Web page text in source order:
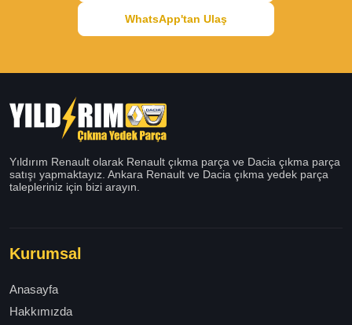
WhatsApp'tan Ulaş
Yıldırım Renault olarak Renault çıkma parça ve Dacia çıkma parça
satışı yapmaktayız. Ankara Renault ve Dacia çıkma yedek parça
talepleriniz için bizi arayın.
Kurumsal
Anasayfa
Hakkımızda